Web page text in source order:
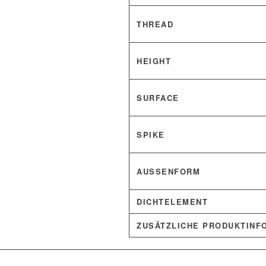
THREAD
HEIGHT
SURFACE
SPIKE
AUSSENFORM
DICHTELEMENT
ZUSÄTZLICHE